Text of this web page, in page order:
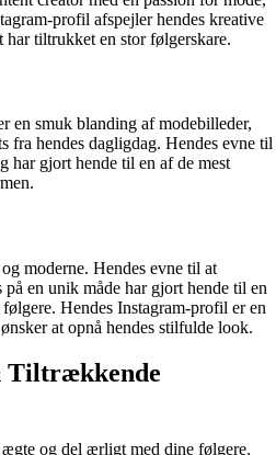
profil afspejler hendes kreative
tiltrukket en stor følgerskare.
en smuk blanding af modebilleder,
fra hendes dagligdag. Hendes evne til
har gjort hende til en af de mest
moderne. Hendes evne til at
på en unik måde har gjort hende til en
Hendes Instagram-profil er en
at opnå hendes stilfulde look.
Tiltrækkende
og del ærligt med dine følgere.